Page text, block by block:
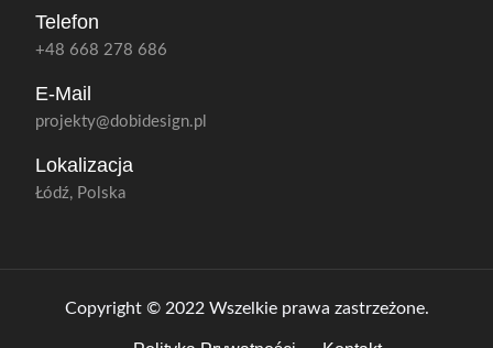
Telefon
+48 668 278 686
E-Mail
projekty@dobidesign.pl
Lokalizacja
Łódź, Polska
Copyright © 2022 Wszelkie prawa zastrzeżone.